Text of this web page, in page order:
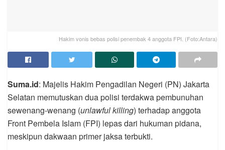
Hakim vonis bebas polisi penembak 4 anggota FPI. (Foto:Antara)
Suma.id: Majelis Hakim Pengadilan Negeri (PN) Jakarta
Selatan memutuskan dua polisi terdakwa pembunuhan
sewenang-wenang (unlawful killing) terhadap anggota
Front Pembela Islam (FPI) lepas dari hukuman pidana,
meskipun dakwaan primer jaksa terbukti.